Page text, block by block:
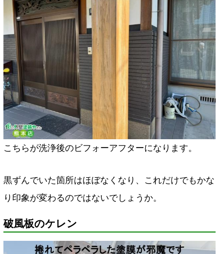
こちらが洗浄後のビフォーアフターになります。
黒ずんでいた箇所はほぼなくなり、これだけでもかな
り印象が変わるのではないでしょうか。
破風板のケレン